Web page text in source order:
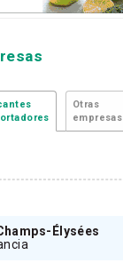
Otras
empresas
Élysées